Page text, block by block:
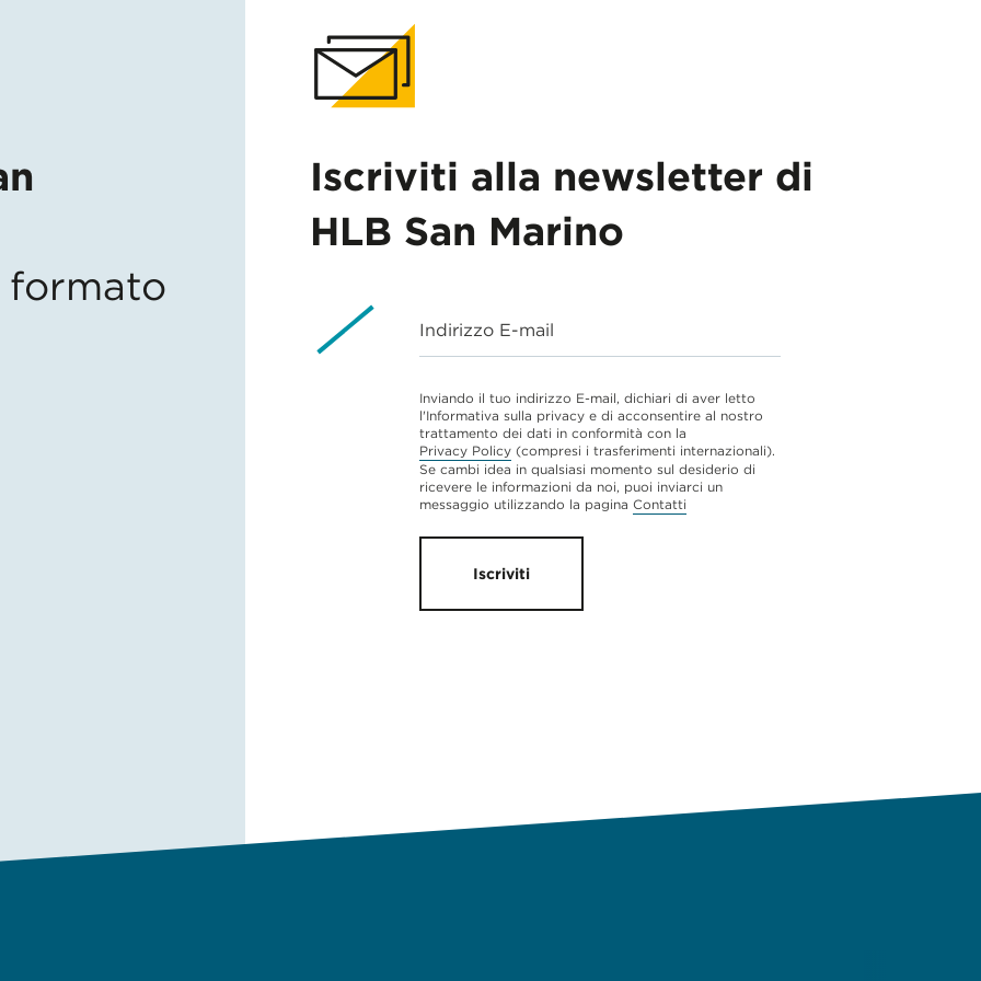
formato
Iscriviti alla newsletter di
HLB San Marino
Indirizzo E-mail
Inviando il tuo indirizzo E-mail, dichiari di aver letto
l'Informativa sulla privacy e di acconsentire al nostro
trattamento dei dati in conformità con la
Privacy Policy (compresi i trasferimenti internazionali).
Se cambi idea in qualsiasi momento sul desiderio di
ricevere le informazioni da noi, puoi inviarci un
messaggio utilizzando la pagina Contatti
Iscriviti